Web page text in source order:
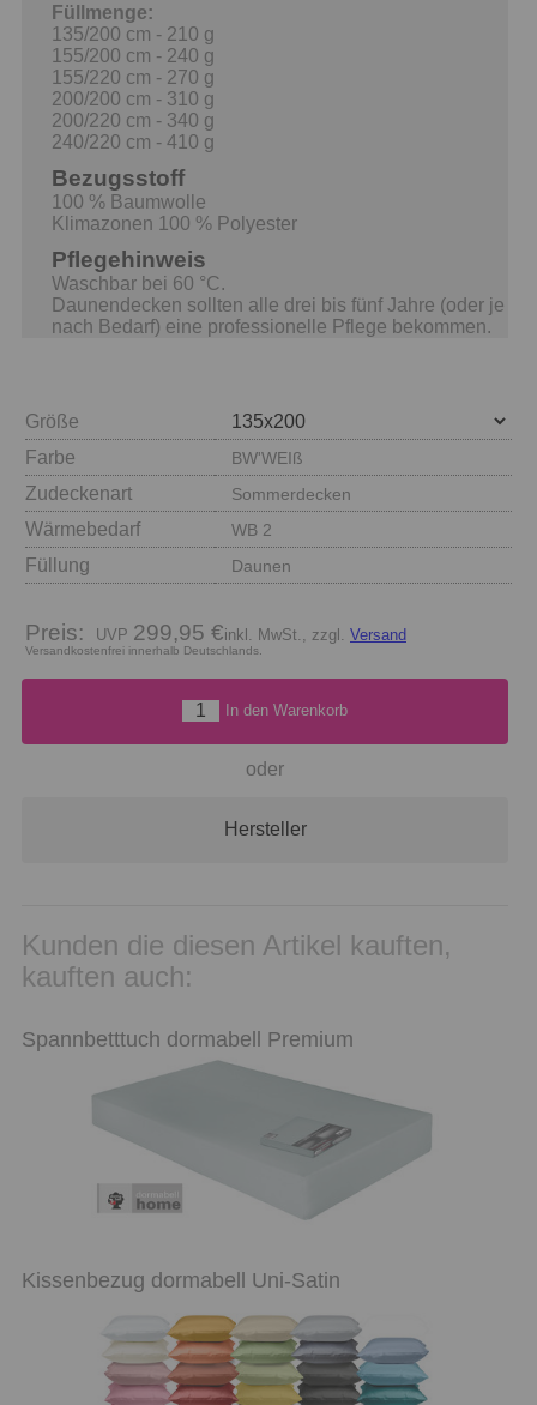
Füllmenge:
135/200 cm - 210 g
155/200 cm - 240 g
155/220 cm - 270 g
200/200 cm - 310 g
200/220 cm - 340 g
240/220 cm - 410 g
Bezugsstoff
100 % Baumwolle
Klimazonen 100 % Polyester
Pflegehinweis
Waschbar bei 60 °C.
Daunendecken sollten alle drei bis fünf Jahre (oder je
nach Bedarf) eine professionelle Pflege bekommen.
Größe
Farbe
BW'WEIß
Zudeckenart Sommerdecken
Wärmebedarf WB 2
Füllung Daunen
Preis: 299,95 €inkl. MwSt., zzgl. Versand
Versandkostenfrei innerhalb Deutschlands.
In den Warenkorb
oder
Hersteller
Kunden die diesen Artikel kauften,
kauften auch:
Spannbetttuch dormabell Premium
Kissenbezug dormabell Uni-Satin